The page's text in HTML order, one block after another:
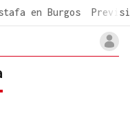
en Burgos